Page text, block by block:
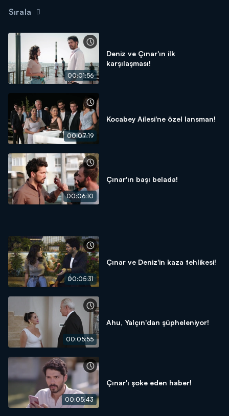
Sırala
00:01:56
Deniz ve Çınar'ın ilk
karşılaşması!
00:07:19
Kocabey Ailesi'ne özel lansman!
00:06:10
Çınar'ın başı belada!
00:05:31
Çınar ve Deniz'in kaza tehlikesi!
00:05:55
Ahu, Yalçın'dan şüpheleniyor!
00:05:43
Çınar'ı şoke eden haber!